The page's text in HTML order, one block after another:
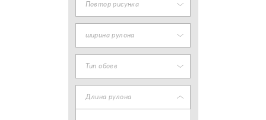
Повтор рисунка
ширина рулона
Тип обоев
Длина рулона